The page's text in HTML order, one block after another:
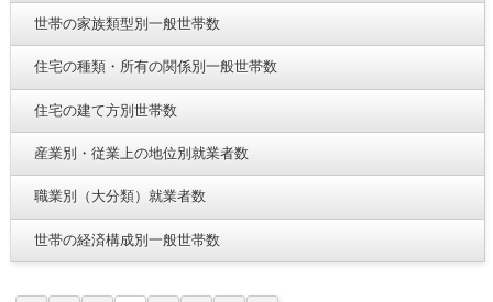
世帯の家族類型別一般世帯数
住宅の種類・所有の関係別一般世帯数
住宅の建て方別世帯数
産業別・従業上の地位別就業者数
職業別（大分類）就業者数
世帯の経済構成別一般世帯数